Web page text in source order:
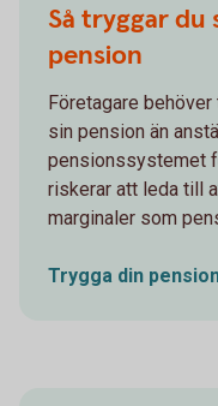
Så tryggar du
pension
Företagare
sin pension än
pensionssystemet
riskerar att leda till
marginaler som
Trygga din